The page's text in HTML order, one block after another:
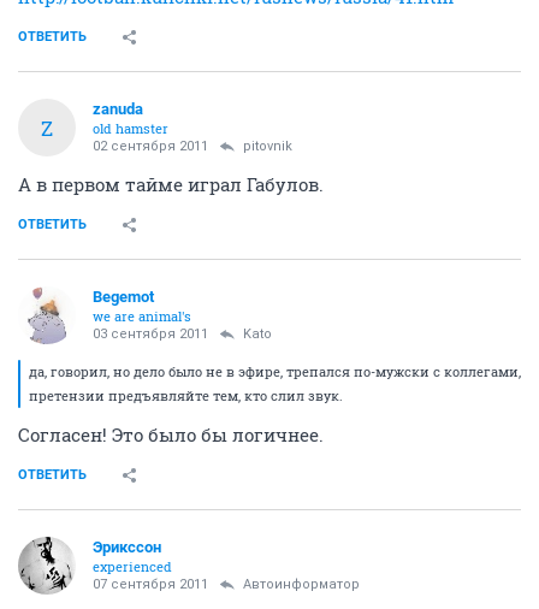
ОТВЕТИТЬ
Z
zanuda
old hamster
02 сентября 2011 pitovnik
А в первом тайме играл Габулов.
ОТВЕТИТЬ
Begemot
we are animal's
03 сентября 2011 Kato
да, говорил, но дело было не в эфире, трепался по-мужски с коллегами,
претензии предъявляйте тем, кто слил звук.
Согласен! Это было бы логичнее.
ОТВЕТИТЬ
Эрикссон
experienced
07 сентября 2011 Автоинформатор